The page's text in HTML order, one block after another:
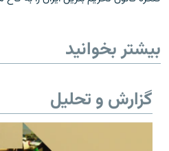
بیشتر بخوانید
گزارش و تحلیل